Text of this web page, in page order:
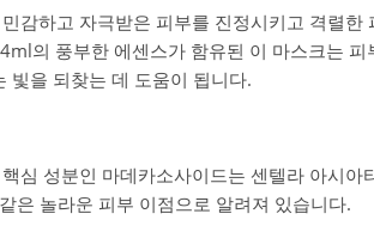
감하고 자극받은 피부를 진정시키고 격렬한
의 풍부한 에센스가 함유된 이 마스크는 피
빛을 되찾는 데 도움이 됩니다.
심 성분인 마데카소사이드는 센텔라 아시아
은 놀라운 피부 이점으로 알려져 있습니다.